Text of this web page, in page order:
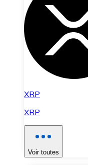
XRP
XRP
Voir toutes